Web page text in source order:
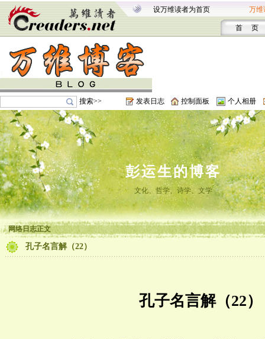
设万维读者为首页 万维
首 页
搜索>> 发表日志 控制面板 个人相册
彭运生的博客
文化、哲学、诗学、文学
网络日志正文
孔子名言解（22）
孔子名言解（22）